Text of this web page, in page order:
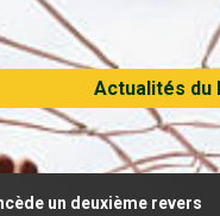
Actualités du
deuxième revers